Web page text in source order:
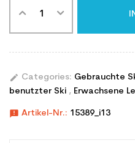
edit Categories: Gebrauchte
benutzter Ski , Erwachsene
announcement Artikel-Nr.: 15389_i13